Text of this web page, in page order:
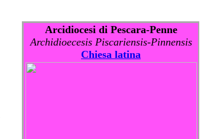
Arcidiocesi di Pescara-Penne
Archidioecesis Piscariensis-Pinnensis
Chiesa latina